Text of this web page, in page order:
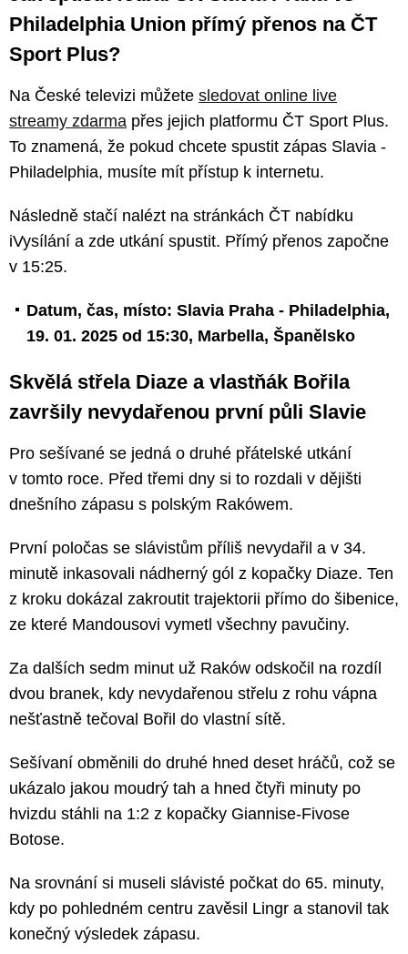
Philadelphia Union přímý přenos na ČT
Sport Plus?
Na České televizi můžete sledovat online live
streamy zdarma přes jejich platformu ČT Sport Plus.
To znamená, že pokud chcete spustit zápas Slavia -
Philadelphia, musíte mít přístup k internetu.
Následně stačí nalézt na stránkách ČT nabídku
iVysílání a zde utkání spustit. Přímý přenos započne
v 15:25.
Datum, čas, místo: Slavia Praha - Philadelphia,
19. 01. 2025 od 15:30, Marbella, Španělsko
Skvělá střela Diaze a vlastňák Bořila
završily nevydařenou první půli Slavie
Pro sešívané se jedná o druhé přátelské utkání
v tomto roce. Před třemi dny si to rozdali v dějišti
dnešního zápasu s polským Rakówem.
První poločas se slávistům příliš nevydařil a v 34.
minutě inkasovali nádherný gól z kopačky Diaze. Ten
z kroku dokázal zakroutit trajektorii přímo do šibenice,
ze které Mandousovi vymetl všechny pavučiny.
Za dalších sedm minut už Raków odskočil na rozdíl
dvou branek, kdy nevydařenou střelu z rohu vápna
nešťastně tečoval Bořil do vlastní sítě.
Sešívaní obměnili do druhé hned deset hráčů, což se
ukázalo jakou moudrý tah a hned čtyři minuty po
hvizdu stáhli na 1:2 z kopačky Giannise-Fivose
Botose.
Na srovnání si museli slávisté počkat do 65. minuty,
kdy po pohledném centru zavěsil Lingr a stanovil tak
konečný výsledek zápasu.